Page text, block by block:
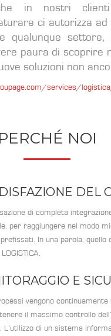
che in nostri
ci autorizza
qualunque settore,
paura di scoprire
soluzioni non
services/
PERCHÉ NOI
DEL
di completa
per raggiungere nel modo
In una parola, quello
E
vengono
il massimo controllo
L’utilizzo di un sistema